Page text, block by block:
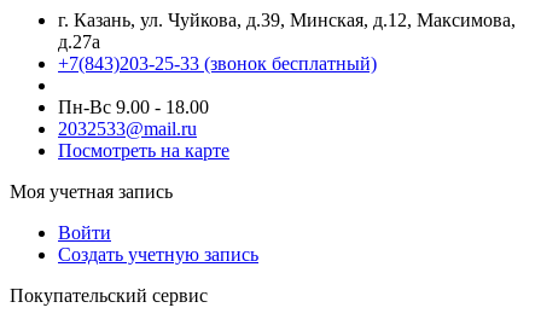
г. Казань, ул. Чуйкова, д.39, Минская, д.12, Максимова,
д.27а
+7(843)203-25-33 (звонок бесплатный)
Пн-Вс 9.00 - 18.00
2032533@mail.ru
Посмотреть на карте
Моя учетная запись
Войти
Создать учетную запись
Покупательский сервис